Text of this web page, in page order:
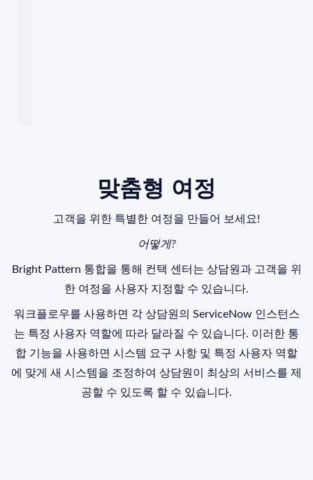
맞춤형 여정
고객을 위한 특별한 여정을 만들어 보세요!
어떻게?
Bright Pattern 통합을 통해 컨택 센터는 상담원과 고객을 위
한 여정을 사용자 지정할 수 있습니다.
워크플로우를 사용하면 각 상담원의 ServiceNow 인스턴스
는 특정 사용자 역할에 따라 달라질 수 있습니다. 이러한 통
합 기능을 사용하면 시스템 요구 사항 및 특정 사용자 역할
에 맞게 새 시스템을 조정하여 상담원이 최상의 서비스를 제
공할 수 있도록 할 수 있습니다.